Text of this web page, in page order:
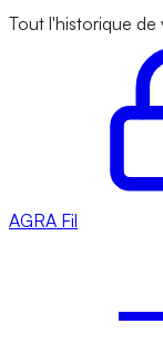
Tout l'historique
AGRA Fil